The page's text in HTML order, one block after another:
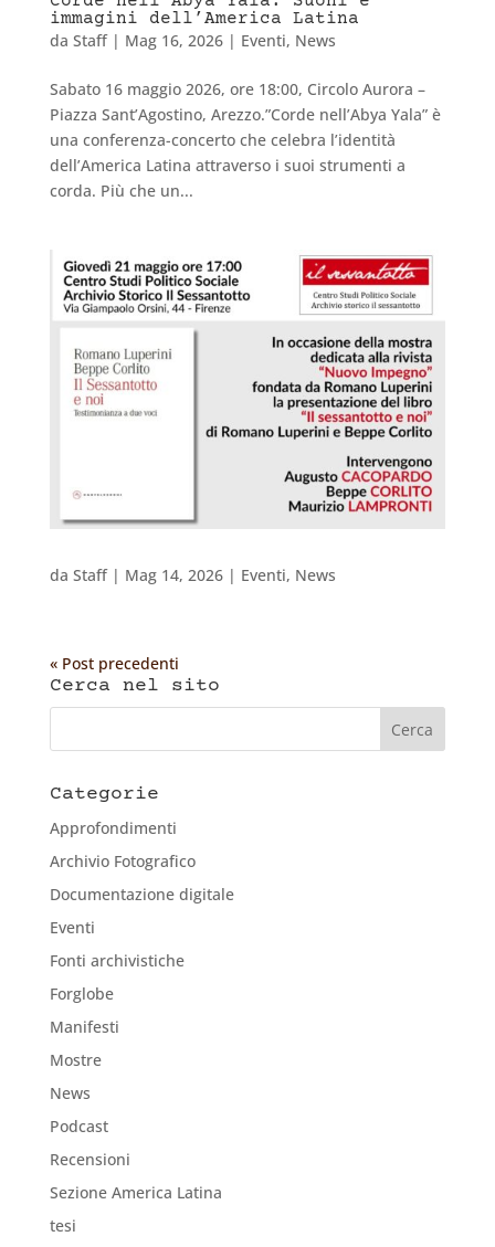
immagini dell’America Latina
da Staff| Mag 16, 2026| Eventi, News
Sabato 16 maggio 2026, ore 18:00, Circolo Aurora –
Piazza Sant’Agostino, Arezzo.”Corde nell’Abya Yala” è
una conferenza-concerto che celebra l’identità
dell’America Latina attraverso i suoi strumenti a
corda. Più che un...
da Staff| Mag 14, 2026| Eventi, News
« Post precedenti
Cerca nel sito
Categorie
Approfondimenti
Archivio Fotografico
Documentazione digitale
Eventi
Fonti archivistiche
Forglobe
Manifesti
Mostre
News
Podcast
Recensioni
Sezione America Latina
tesi